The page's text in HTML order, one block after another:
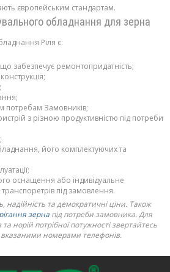
європейським стандартам.
обладнання для зерна
Ріля є:
що забезпечує ремонтопридатність;
потребам Замовників;
з різною продуктивністю під потреби
його комплектуючих та
оснащення або індивідуальне
під замовлення.
надійність та демократичні ціни. Також
зерна під потреби замовника. Для
норій потрібної потужності звертайтесь
вказаними номерами телефонів.